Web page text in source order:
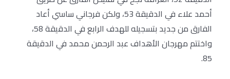
أحمد علاء في الدقيقة 53، ولكن فرجاني ساسي أعاد
الفارق من جديد بتسجيله للهدف الرابع في الدقيقة 58،
واختتم مهرجان الأهداف عبد الرحمن محمد في الدقيقة
85.